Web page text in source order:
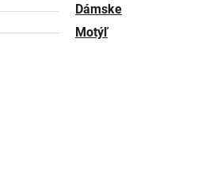
Dámske
Motýľ